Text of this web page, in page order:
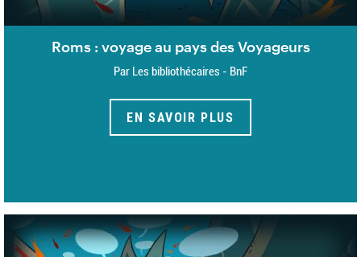
Roms : voyage au pays des Voyageurs
Par Les bibliothécaires - BnF
EN SAVOIR PLUS